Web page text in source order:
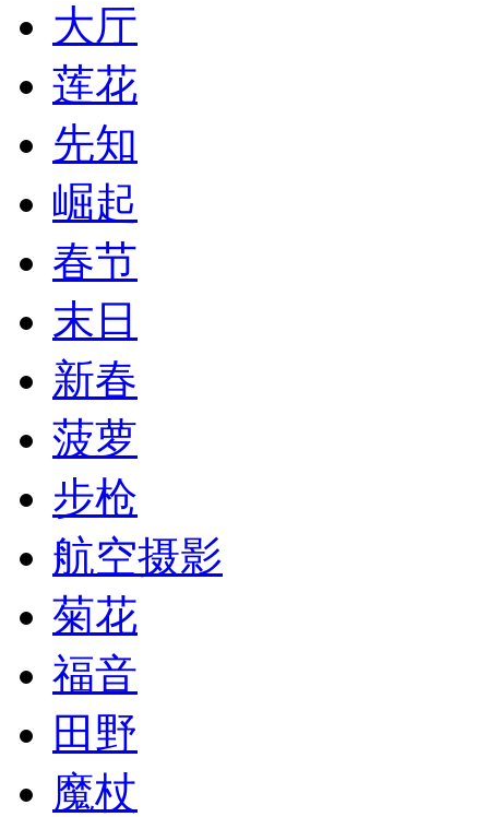
大厅
莲花
先知
崛起
春节
末日
新春
菠萝
步枪
航空摄影
菊花
福音
田野
魔杖